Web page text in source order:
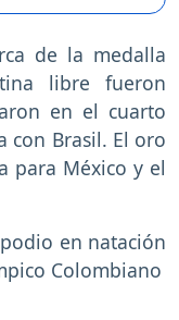
de la medalla
libre fueron
en el cuarto
con Brasil. El oro
para México y el